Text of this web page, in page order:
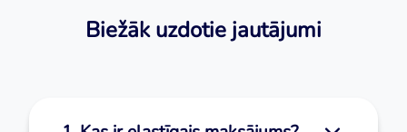
Biežāk uzdotie jautājumi